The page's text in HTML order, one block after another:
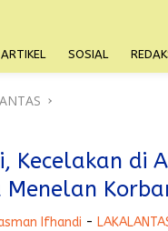
ARTIKEL SOSIAL
Kecelakan di
Menelan
Ifhandi -